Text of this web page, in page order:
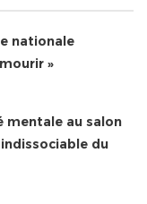
nationale
»
mentale au salon
indissociable du